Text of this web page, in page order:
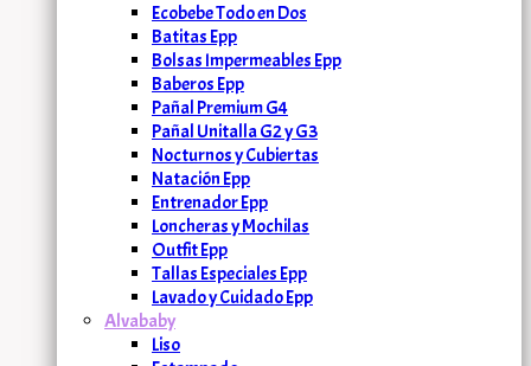
Ecobebe Todo en Dos
Batitas Epp
Bolsas Impermeables Epp
Baberos Epp
Pañal Premium G4
Pañal Unitalla G2 y G3
Nocturnos y Cubiertas
Natación Epp
Entrenador Epp
Loncheras y Mochilas
Outfit Epp
Tallas Especiales Epp
Lavado y Cuidado Epp
Alvababy
Liso